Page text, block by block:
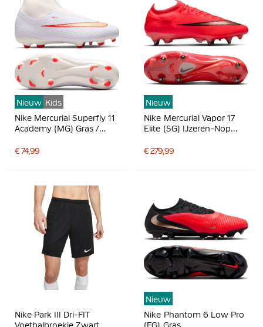
Nieuw Kids
Nike Mercurial Superfly 11
Academy (MG) Gras /
Voetbalschoenen Kids Wit
€ 74,99
Nieuw
Nike Mercurial Vapor 17
Elite (SG) IJzeren-Nop
Zwart Goud
€ 279,99
Nike Park III Dri-FIT
Voetbalbroekje Zwart
Nieuw
Nike Phantom 6 Low Pro
(FG) Gras